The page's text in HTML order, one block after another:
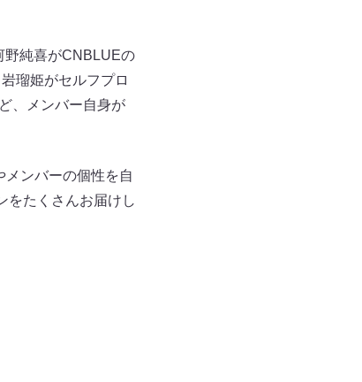
野純喜がCNBLUEの
瑠姫がセルフプロ
、メンバー⾃⾝が
ンバーの個性を⾃
をたくさんお届けし